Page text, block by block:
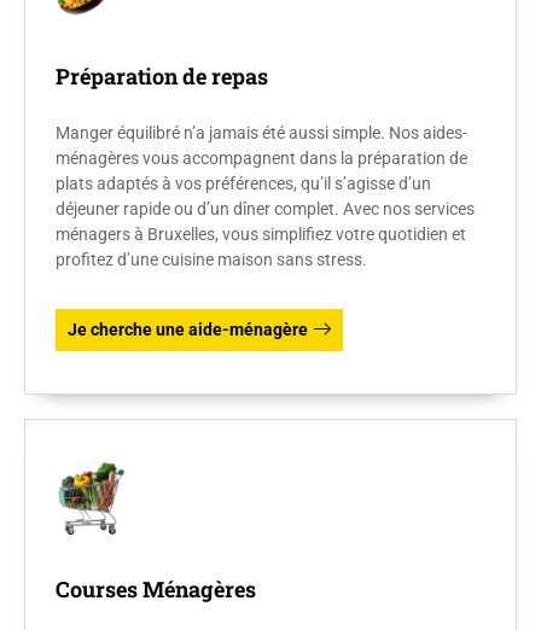
Préparation de repas
Manger équilibré n’a jamais été aussi simple. Nos aides-
ménagères vous accompagnent dans la préparation de
plats adaptés à vos préférences, qu’il s’agisse d’un
déjeuner rapide ou d’un dîner complet. Avec nos services
ménagers à Bruxelles, vous simplifiez votre quotidien et
profitez d’une cuisine maison sans stress.
Je cherche une aide-ménagère
Courses Ménagères